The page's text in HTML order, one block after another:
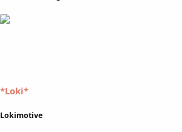
*Loki*
Lokimotive